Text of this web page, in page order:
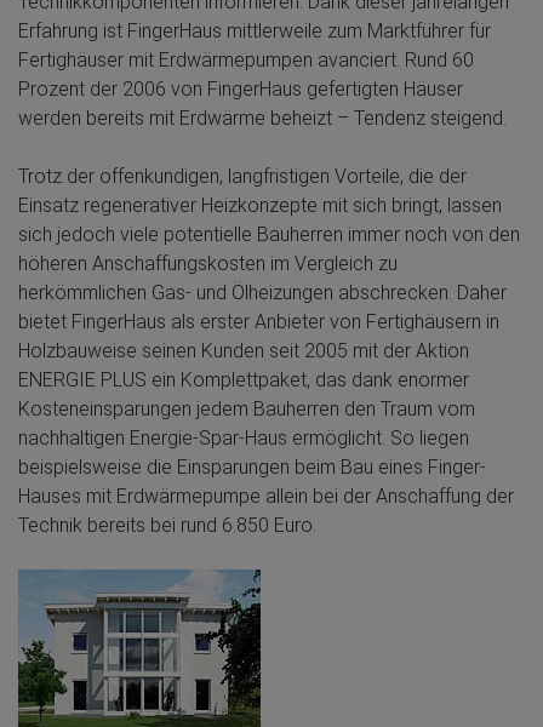
Erfahrung ist FingerHaus mittlerweile zum Marktführer für
Fertighäuser mit Erdwärmepumpen avanciert. Rund 60
Prozent der 2006 von FingerHaus gefertigten Häuser
werden bereits mit Erdwärme beheizt – Tendenz steigend.
Trotz der offenkundigen, langfristigen Vorteile, die der
Einsatz regenerativer Heizkonzepte mit sich bringt, lassen
sich jedoch viele potentielle Bauherren immer noch von den
höheren Anschaffungskosten im Vergleich zu
herkömmlichen Gas- und Ölheizungen abschrecken. Daher
bietet FingerHaus als erster Anbieter von Fertighäusern in
Holzbauweise seinen Kunden seit 2005 mit der Aktion
ENERGIE PLUS ein Komplettpaket, das dank enormer
Kosteneinsparungen jedem Bauherren den Traum vom
nachhaltigen Energie-Spar-Haus ermöglicht. So liegen
beispielsweise die Einsparungen beim Bau eines Finger-
Hauses mit Erdwärmepumpe allein bei der Anschaffung der
Technik bereits bei rund 6.850 Euro.